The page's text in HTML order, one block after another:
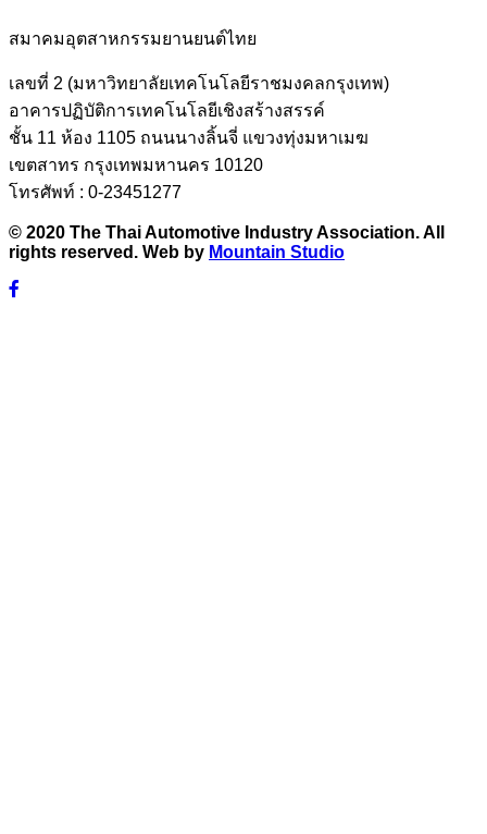
สมาคมอุตสาหกรรมยานยนต์ไทย
เลขที่ 2 (มหาวิทยาลัยเทคโนโลยีราชมงคลกรุงเทพ)
อาคารปฏิบัติการเทคโนโลยีเชิงสร้างสรรค์
ชั้น 11 ห้อง 1105 ถนนนางลิ้นจี่ แขวงทุ่งมหาเมฆ
เขตสาทร กรุงเทพมหานคร 10120
โทรศัพท์ : 0-23451277
© 2020 The Thai Automotive Industry Association. All
rights reserved. Web by Mountain Studio